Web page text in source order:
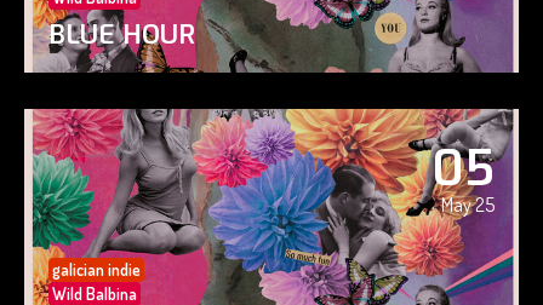
BLUE HOUR
05
May 25
galician indie
Wild Balbina